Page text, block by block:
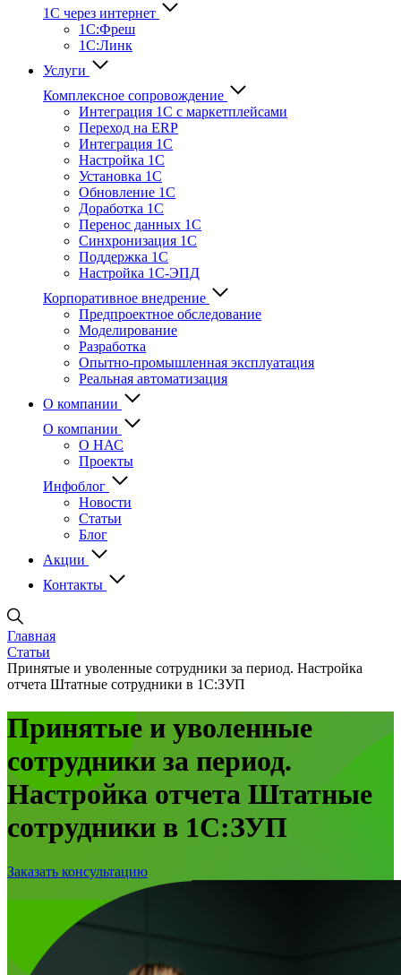
1С через интернет
1С:Фреш
1С:Линк
Услуги
Комплексное сопровождение
Интеграция 1С с маркетплейсами
Переход на ERP
Интеграция 1С
Настройка 1С
Установка 1С
Обновление 1С
Доработка 1С
Перенос данных 1С
Синхронизация 1С
Поддержка 1С
Настройка 1С-ЭПД
Корпоративное внедрение
Предпроектное обследование
Моделирование
Разработка
Опытно-промышленная эксплуатация
Реальная автоматизация
О компании
О компании
О НАС
Проекты
Инфоблог
Новости
Статьи
Блог
Акции
Контакты
Главная
Статьи
Принятые и уволенные сотрудники за период. Настройка
отчета Штатные сотрудники в 1С:ЗУП
Принятые и уволенные
сотрудники за период.
Настройка отчета Штатные
сотрудники в 1С:ЗУП
Заказать консультацию